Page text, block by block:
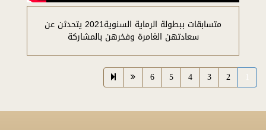
متسابقات ببطولة الرماية السنوية2021 يتحدثن عن
سعادتهن الغامرة وفخرهن بالمشاركة
1
2
3
4
5
6